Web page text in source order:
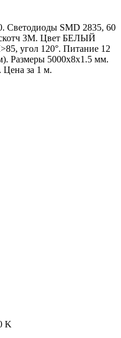
Светодиоды SMD 2835, 60
3M. Цвет БЕЛЫЙ
угол 120°. Питание 12
Размеры 5000x8x1.5 мм.
Цена за 1 м.
K